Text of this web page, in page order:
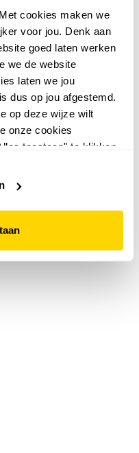
cookies maken we
voor jou. Denk aan
goed laten werken
we de website
laten we jou
dus op jou afgestemd.
op deze wijze wilt
onze cookies
toestaan" te klikken.